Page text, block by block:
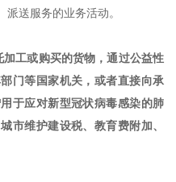
送服务的业务活动。
工或购买的货物，通过公益性
门等国家机关，或者直接向承
于应对新型冠状病毒感染的肺
市维护建设税、教育费附加、